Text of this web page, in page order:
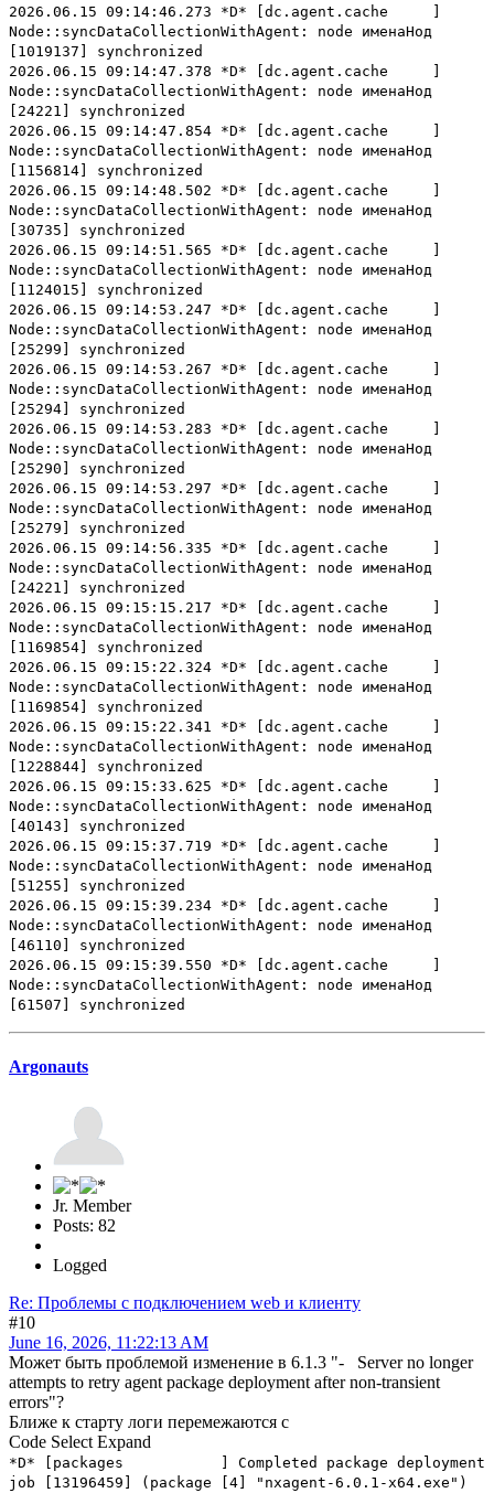
2026.06.15 09:14:46.273 *D* [dc.agent.cache ]
Node::syncDataCollectionWithAgent: node именаНод
[1019137] synchronized
2026.06.15 09:14:47.378 *D* [dc.agent.cache ]
Node::syncDataCollectionWithAgent: node именаНод
[24221] synchronized
2026.06.15 09:14:47.854 *D* [dc.agent.cache ]
Node::syncDataCollectionWithAgent: node именаНод
[1156814] synchronized
2026.06.15 09:14:48.502 *D* [dc.agent.cache ]
Node::syncDataCollectionWithAgent: node именаНод
[30735] synchronized
2026.06.15 09:14:51.565 *D* [dc.agent.cache ]
Node::syncDataCollectionWithAgent: node именаНод
[1124015] synchronized
2026.06.15 09:14:53.247 *D* [dc.agent.cache ]
Node::syncDataCollectionWithAgent: node именаНод
[25299] synchronized
2026.06.15 09:14:53.267 *D* [dc.agent.cache ]
Node::syncDataCollectionWithAgent: node именаНод
[25294] synchronized
2026.06.15 09:14:53.283 *D* [dc.agent.cache ]
Node::syncDataCollectionWithAgent: node именаНод
[25290] synchronized
2026.06.15 09:14:53.297 *D* [dc.agent.cache ]
Node::syncDataCollectionWithAgent: node именаНод
[25279] synchronized
2026.06.15 09:14:56.335 *D* [dc.agent.cache ]
Node::syncDataCollectionWithAgent: node именаНод
[24221] synchronized
2026.06.15 09:15:15.217 *D* [dc.agent.cache ]
Node::syncDataCollectionWithAgent: node именаНод
[1169854] synchronized
2026.06.15 09:15:22.324 *D* [dc.agent.cache ]
Node::syncDataCollectionWithAgent: node именаНод
[1169854] synchronized
2026.06.15 09:15:22.341 *D* [dc.agent.cache ]
Node::syncDataCollectionWithAgent: node именаНод
[1228844] synchronized
2026.06.15 09:15:33.625 *D* [dc.agent.cache ]
Node::syncDataCollectionWithAgent: node именаНод
[40143] synchronized
2026.06.15 09:15:37.719 *D* [dc.agent.cache ]
Node::syncDataCollectionWithAgent: node именаНод
[51255] synchronized
2026.06.15 09:15:39.234 *D* [dc.agent.cache ]
Node::syncDataCollectionWithAgent: node именаНод
[46110] synchronized
2026.06.15 09:15:39.550 *D* [dc.agent.cache ]
Node::syncDataCollectionWithAgent: node именаНод
[61507] synchronized
Argonauts
Jr. Member
Posts: 82
Logged
Re: Проблемы с подключением web и клиенту
#10
June 16, 2026, 11:22:13 AM
Может быть проблемой изменение в 6.1.3 "- Server no longer
attempts to retry agent package deployment after non-transient
errors"?
Ближе к старту логи перемежаются с
Code Select Expand
*D* [packages ] Completed package deployment
job [13196459] (package [4] "nxagent-6.0.1-x64.exe")